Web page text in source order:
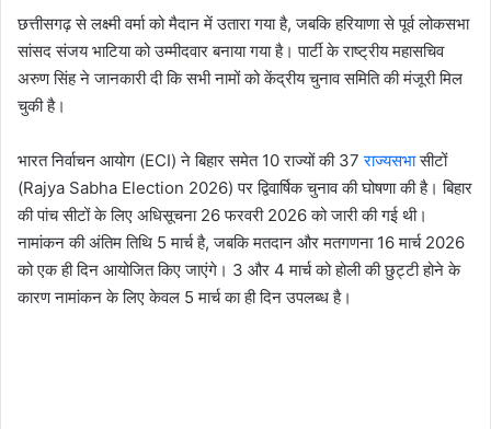
छत्तीसगढ़ से लक्ष्मी वर्मा को मैदान में उतारा गया है, जबकि हरियाणा से पूर्व लोकसभा
सांसद संजय भाटिया को उम्मीदवार बनाया गया है। पार्टी के राष्ट्रीय महासचिव
अरुण सिंह ने जानकारी दी कि सभी नामों को केंद्रीय चुनाव समिति की मंजूरी मिल
चुकी है।
भारत निर्वाचन आयोग (ECI) ने बिहार समेत 10 राज्यों की 37राज्यसभासीटों
(Rajya Sabha Election 2026) पर द्विवार्षिक चुनाव की घोषणा की है। बिहार
की पांच सीटों के लिए अधिसूचना 26 फरवरी 2026 को जारी की गई थी।
नामांकन की अंतिम तिथि 5 मार्च है, जबकि मतदान और मतगणना 16 मार्च 2026
को एक ही दिन आयोजित किए जाएंगे। 3 और 4 मार्च को होली की छुट्टी होने के
कारण नामांकन के लिए केवल 5 मार्च का ही दिन उपलब्ध है।